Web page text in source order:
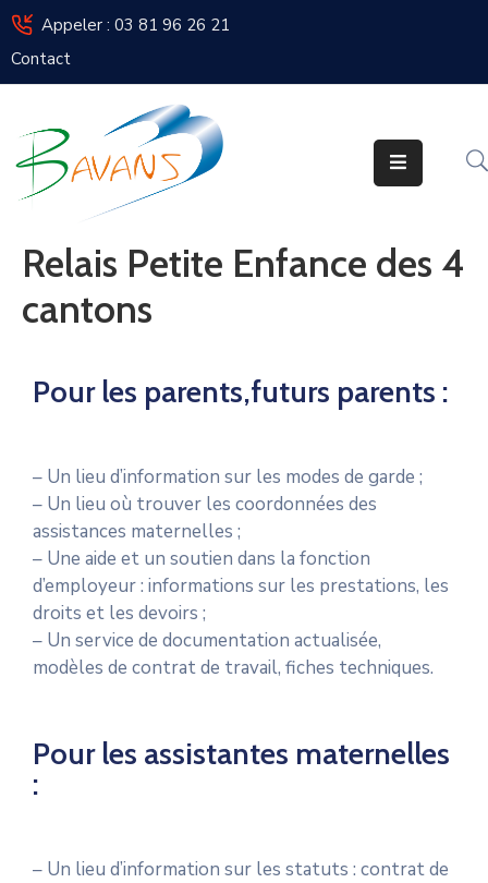
Appeler : 03 81 96 26 21
Contact
Vie
De
La
Commune
Vos
Élus
Enfance
Services
Culture
C.C.A.S.
Les
Associations
Relais Petite Enfance des 4
cantons
Pour les parents,futurs parents :
– Un lieu d’information sur les modes de garde ;
– Un lieu où trouver les coordonnées des
assistances maternelles ;
– Une aide et un soutien dans la fonction
d’employeur : informations sur les prestations, les
droits et les devoirs ;
– Un service de documentation actualisée,
modèles de contrat de travail, fiches techniques.
Pour les assistantes maternelles
:
– Un lieu d’information sur les statuts : contrat de